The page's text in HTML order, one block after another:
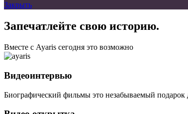
Закрыть
Запечатлейте свою историю.
Вместе с Ayaris сегодня это возможно
Видеоинтервью
Биографический фильмы это незабываемый подарок